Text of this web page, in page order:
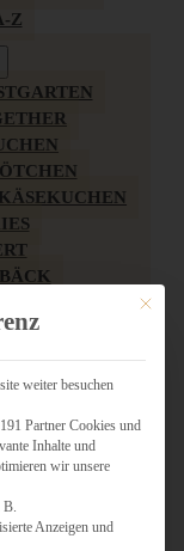
Z
BAKERY
Mit
weiter besuchen
Partner Cookies und
Inhalte und
wir unsere
Anzeigen und